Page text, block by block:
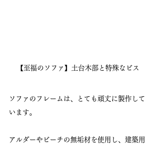
【至福のソファ】土台木部と特殊なビス
ソファのフレームは、とても頑丈に製作して
います。
アルダーやビーチの無垢材を使用し、建築用